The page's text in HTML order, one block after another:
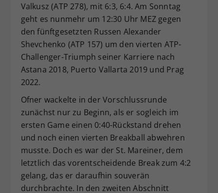
Valkusz (ATP 278), mit 6:3, 6:4. Am Sonntag
geht es nunmehr um 12:30 Uhr MEZ gegen
den fünftgesetzten Russen Alexander
Shevchenko (ATP 157) um den vierten ATP-
Challenger-Triumph seiner Karriere nach
Astana 2018, Puerto Vallarta 2019 und Prag
2022.
Ofner wackelte in der Vorschlussrunde
zunächst nur zu Beginn, als er sogleich im
ersten Game einen 0:40-Rückstand drehen
und noch einen vierten Breakball abwehren
musste. Doch es war der St. Mareiner, dem
letztlich das vorentscheidende Break zum 4:2
gelang, das er daraufhin souverän
durchbrachte. In den zweiten Abschnitt